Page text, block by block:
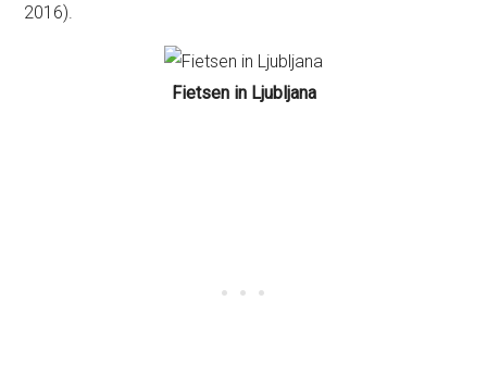
2016).
Fietsen in Ljubljana